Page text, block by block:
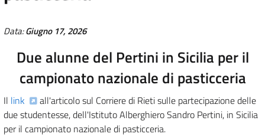
Data:Giugno 17, 2026
Due alunne del Pertini in Sicilia per il
campionato nazionale di pasticceria
Il link
all'articolo sul Corriere di Rieti sulle partecipazione delle
due studentesse, dell'Istituto Alberghiero Sandro Pertini, in Sicilia
per il campionato nazionale di pasticceria.